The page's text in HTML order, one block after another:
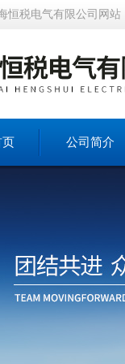
恒税电气有限公司网站
页 公司简介